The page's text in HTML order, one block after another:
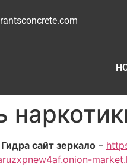
сайт зеркало –